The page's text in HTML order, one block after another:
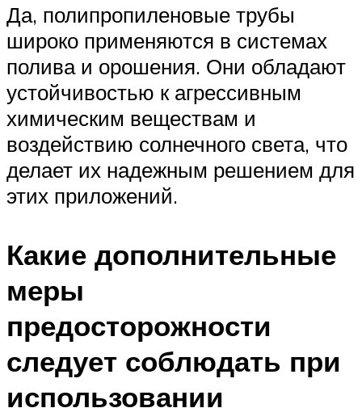
Да, полипропиленовые трубы
широко применяются в системах
полива и орошения. Они обладают
устойчивостью к агрессивным
химическим веществам и
воздействию солнечного света, что
делает их надежным решением для
этих приложений.
Какие дополнительные
меры
предосторожности
следует соблюдать при
использовании